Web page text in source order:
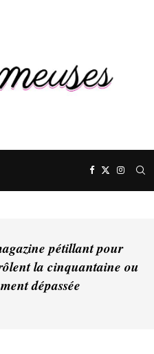
pétillant pour
la cinquantaine ou
dépassée